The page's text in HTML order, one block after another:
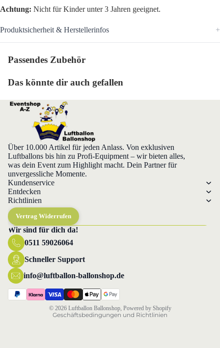
Achtung: Nicht für Kinder unter 3 Jahren geeignet.
Produktsicherheit & Herstellerinfos
Passendes Zubehör
Das könnte dir auch gefallen
Über 10.000 Artikel für jeden Anlass. Von exklusiven
Luftballons bis hin zu Profi-Equipment – wir bieten alles,
was dein Event zum Highlight macht. Dein Partner für
unvergessliche Momente.
Kundenservice
Entdecken
Richtlinien
Vertrag Widerrufen
Wir sind für dich da!
0511 59026064
Schneller Support
info@luftballon-ballonshop.de
© 2026 Luftballon Ballonshop, Powered by Shopify
Geschäftsbedingungen und Richtlinien
Datenschutzerklärung
Widerrufsrecht
AGB
Versand
Impressum